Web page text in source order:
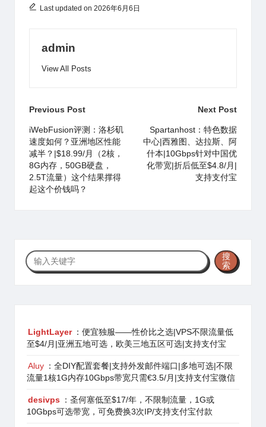
o
p
Last updated on 2026年6月6日
admin
View All Posts
Post
navigation
Previous Post
iWebFusion评测：洛杉矶
速度如何？亚洲地区性能
减半？|$18.99/月（2核，
8G内存，50GB硬盘，
2.5T流量）这个结果撑得
起这个价钱吗？
Next Post
Spartanhost：特色数据
中心|西雅图、达拉斯、阿
什本|10Gbps针对中国优
化带宽|折后低至$4.8/月|
支持支付宝
搜
索
搜
索
LightLayer ：便宜独服——性价比之选|VPS不限流量低
至$4/月|亚洲五地可选，欧美三地五区可选|支持支付宝
Aluy ：全DIY配置套餐|支持外发邮件端口|多地可选|不限
流量1核1G内存10Gbps带宽只需€3.5/月|支持支付宝微信
desivps
：圣何塞低至$17/年，不限制流量，1G或
10Gbps可选带宽，可免费换3次IP/支持支付宝付款